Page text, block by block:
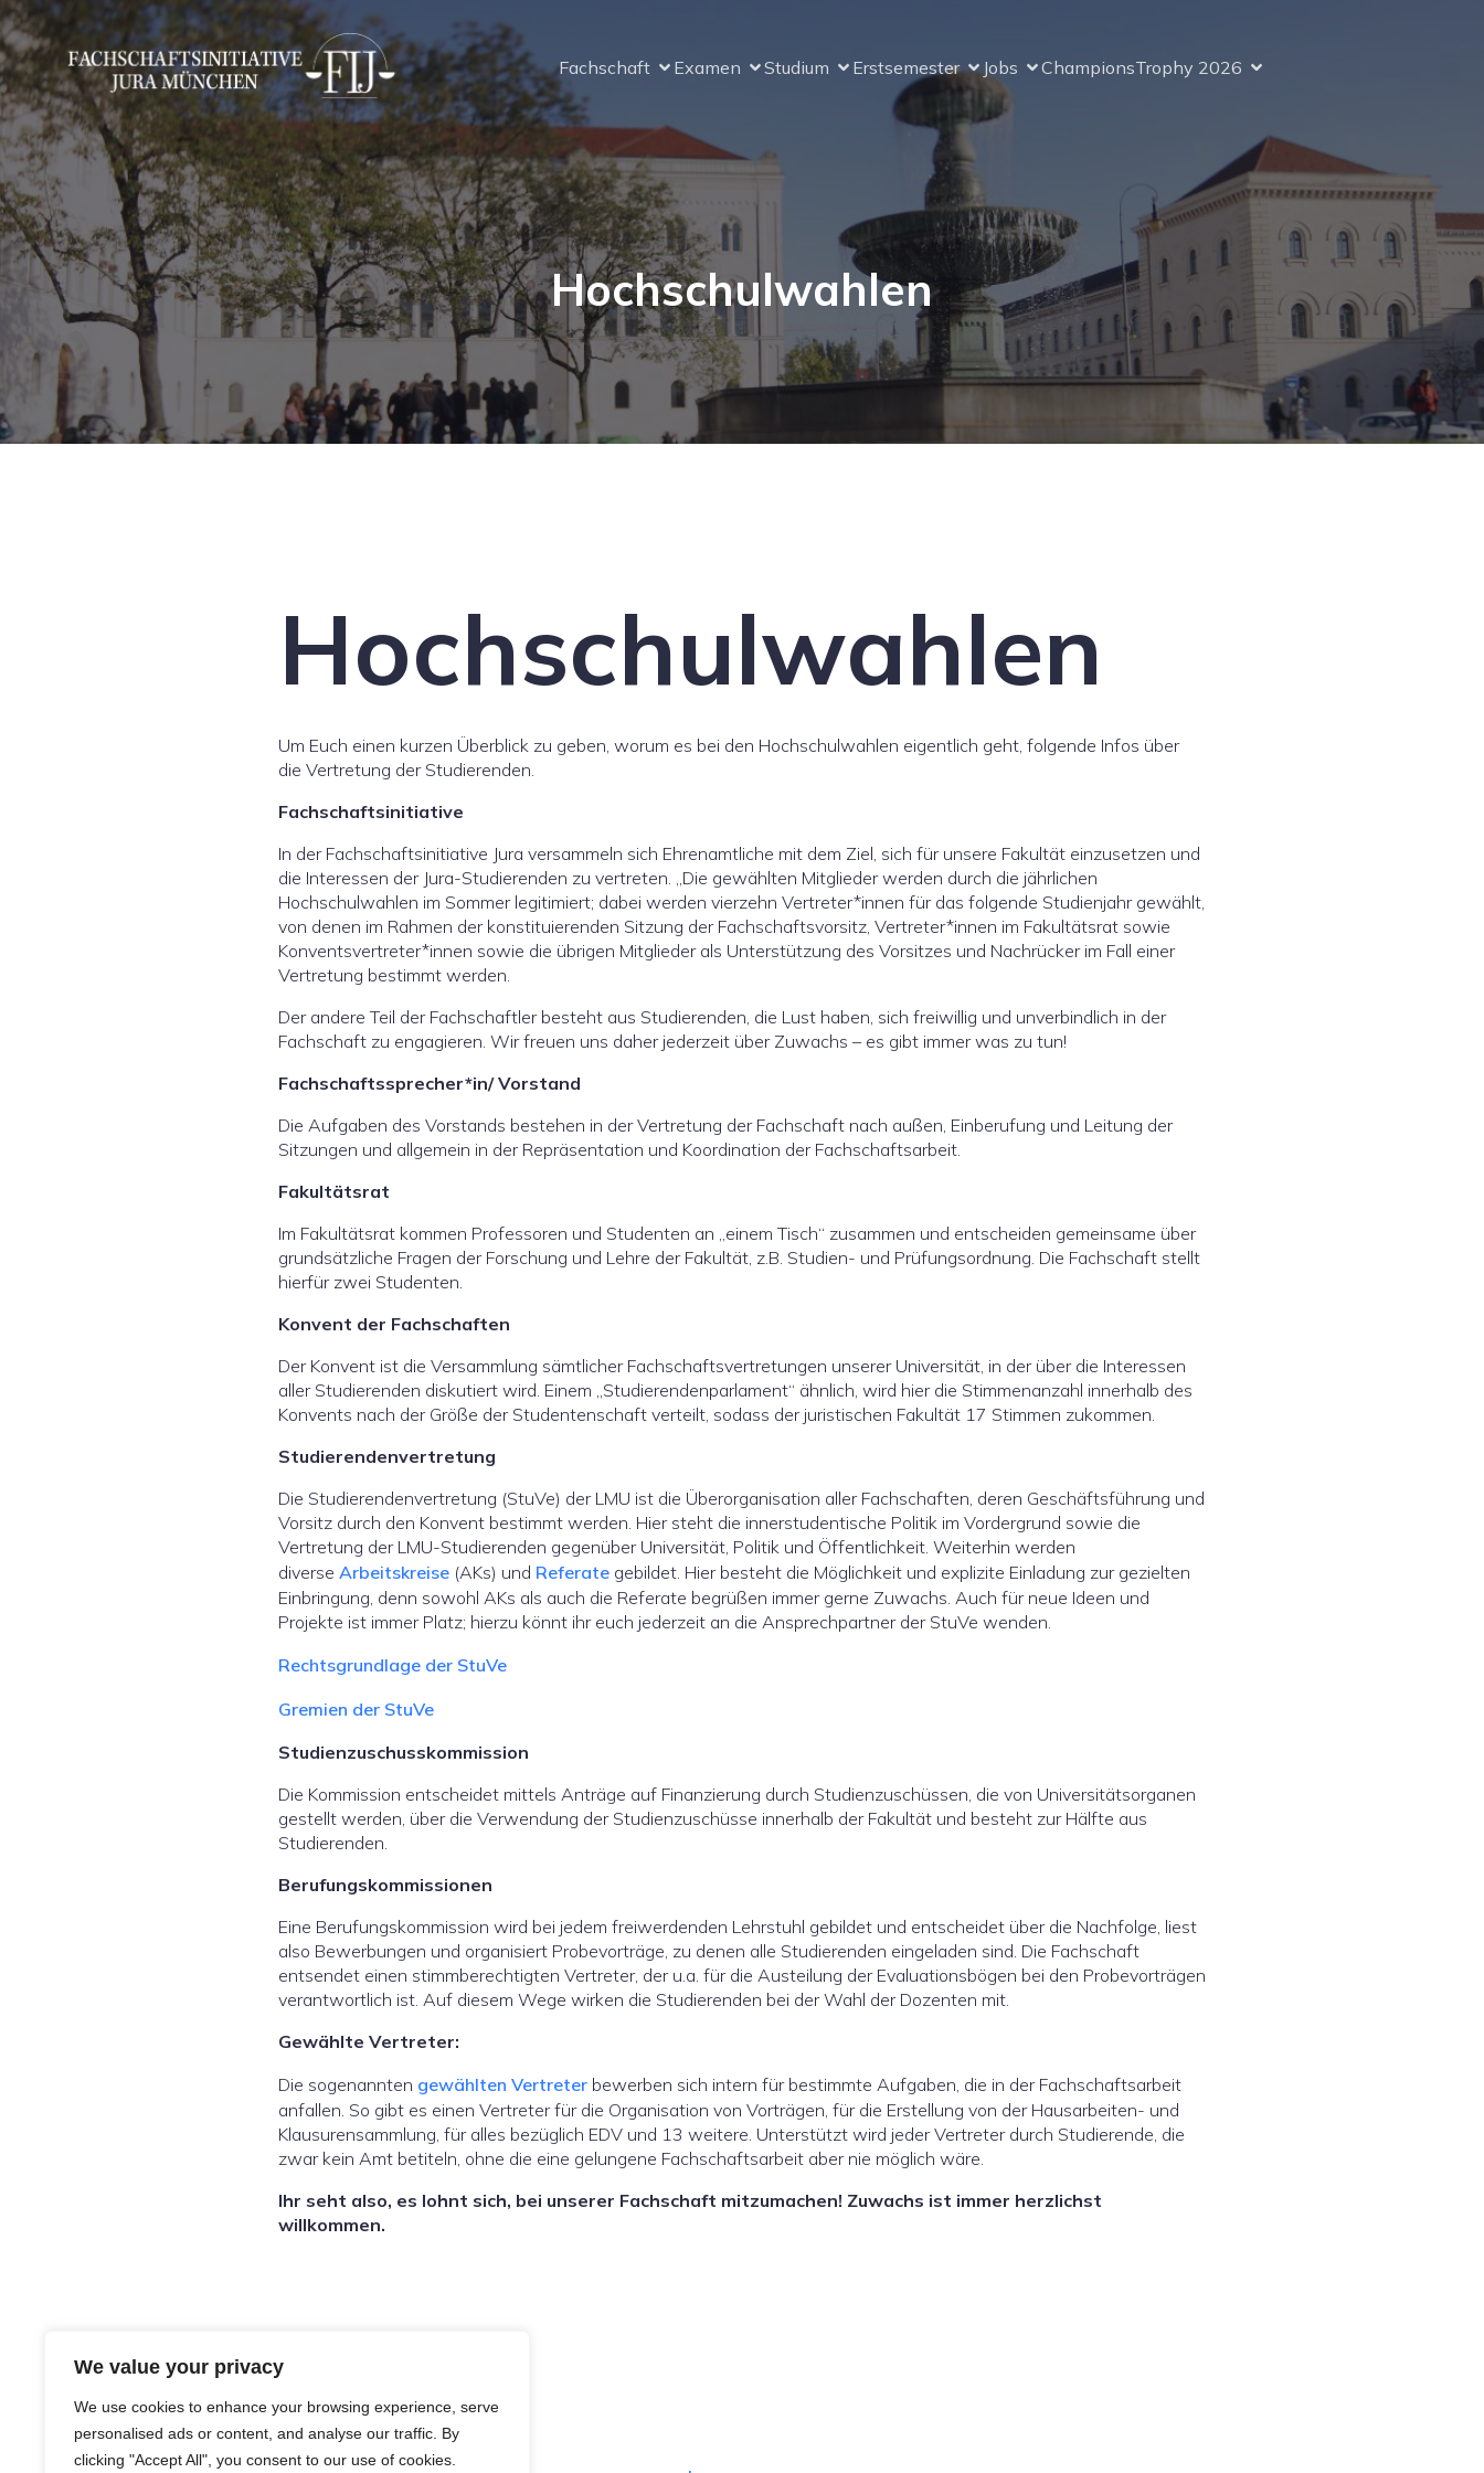
We value your privacy
We use cookies to enhance your browsing experience, serve
personalised ads or content, and analyse our traffic. By
clicking "Accept All", you consent to our use of cookies.
Fachschaft Examen Studium Erstsemester Jobs ChampionsTrophy 2026
Hochschulwahlen
Hochschulwahlen
Um Euch einen kurzen Überblick zu geben, worum es bei den Hochschulwahlen eigentlich geht, folgende Infos über
die Vertretung der Studierenden.
Fachschaftsinitiative
In der Fachschaftsinitiative Jura versammeln sich Ehrenamtliche mit dem Ziel, sich für unsere Fakultät einzusetzen und
die Interessen der Jura-Studierenden zu vertreten. „Die gewählten Mitglieder werden durch die jährlichen
Hochschulwahlen im Sommer legitimiert; dabei werden vierzehn Vertreter*innen für das folgende Studienjahr gewählt,
von denen im Rahmen der konstituierenden Sitzung der Fachschaftsvorsitz, Vertreter*innen im Fakultätsrat sowie
Konventsvertreter*innen sowie die übrigen Mitglieder als Unterstützung des Vorsitzes und Nachrücker im Fall einer
Vertretung bestimmt werden.
Der andere Teil der Fachschaftler besteht aus Studierenden, die Lust haben, sich freiwillig und unverbindlich in der
Fachschaft zu engagieren. Wir freuen uns daher jederzeit über Zuwachs – es gibt immer was zu tun!
Fachschaftssprecher*in/ Vorstand
Die Aufgaben des Vorstands bestehen in der Vertretung der Fachschaft nach außen, Einberufung und Leitung der
Sitzungen und allgemein in der Repräsentation und Koordination der Fachschaftsarbeit.
Fakultätsrat
Im Fakultätsrat kommen Professoren und Studenten an „einem Tisch“ zusammen und entscheiden gemeinsame über
grundsätzliche Fragen der Forschung und Lehre der Fakultät, z.B. Studien- und Prüfungsordnung. Die Fachschaft stellt
hierfür zwei Studenten.
Konvent der Fachschaften
Der Konvent ist die Versammlung sämtlicher Fachschaftsvertretungen unserer Universität, in der über die Interessen
aller Studierenden diskutiert wird. Einem „Studierendenparlament“ ähnlich, wird hier die Stimmenanzahl innerhalb des
Konvents nach der Größe der Studentenschaft verteilt, sodass der juristischen Fakultät 17 Stimmen zukommen.
Studierendenvertretung
Die Studierendenvertretung (StuVe) der LMU ist die Überorganisation aller Fachschaften, deren Geschäftsführung und
Vorsitz durch den Konvent bestimmt werden. Hier steht die innerstudentische Politik im Vordergrund sowie die
Vertretung der LMU-Studierenden gegenüber Universität, Politik und Öffentlichkeit. Weiterhin werden
diverse Arbeitskreise (AKs) und Referate gebildet. Hier besteht die Möglichkeit und explizite Einladung zur gezielten
Einbringung, denn sowohl AKs als auch die Referate begrüßen immer gerne Zuwachs. Auch für neue Ideen und
Projekte ist immer Platz; hierzu könnt ihr euch jederzeit an die Ansprechpartner der StuVe wenden.
Rechtsgrundlage der StuVe
Gremien der StuVe
Studienzuschusskommission
Die Kommission entscheidet mittels Anträge auf Finanzierung durch Studienzuschüssen, die von Universitätsorganen
gestellt werden, über die Verwendung der Studienzuschüsse innerhalb der Fakultät und besteht zur Hälfte aus
Studierenden.
Berufungskommissionen
Eine Berufungskommission wird bei jedem freiwerdenden Lehrstuhl gebildet und entscheidet über die Nachfolge, liest
also Bewerbungen und organisiert Probevorträge, zu denen alle Studierenden eingeladen sind. Die Fachschaft
entsendet einen stimmberechtigten Vertreter, der u.a. für die Austeilung der Evaluationsbögen bei den Probevorträgen
verantwortlich ist. Auf diesem Wege wirken die Studierenden bei der Wahl der Dozenten mit.
Gewählte Vertreter:
Die sogenannten gewählten Vertreter bewerben sich intern für bestimmte Aufgaben, die in der Fachschaftsarbeit
anfallen. So gibt es einen Vertreter für die Organisation von Vorträgen, für die Erstellung von der Hausarbeiten- und
Klausurensammlung, für alles bezüglich EDV und 13 weitere. Unterstützt wird jeder Vertreter durch Studierende, die
zwar kein Amt betiteln, ohne die eine gelungene Fachschaftsarbeit aber nie möglich wäre.
Ihr seht also, es lohnt sich, bei unserer Fachschaft mitzumachen! Zuwachs ist immer herzlichst
willkommen.